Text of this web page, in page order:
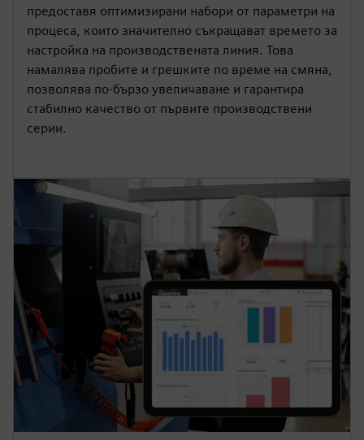
предоставя оптимизирани набори от параметри на
процеса, които значително съкращават времето за
настройка на производствената линия. Това
намалява пробите и грешките по време на смяна,
позволява по-бързо увеличаване и гарантира
стабилно качество от първите производствени
серии.